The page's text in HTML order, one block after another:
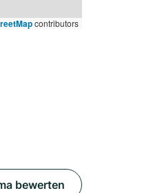
contributors
bewerten